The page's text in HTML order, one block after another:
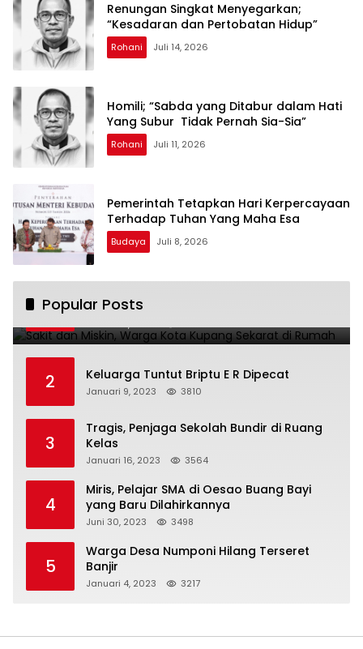
Renungan Singkat Menyegarkan;
“Kesadaran dan Pertobatan Hidup”
Rohani Juli 14, 2026
Homili; “Sabda yang Ditabur dalam Hati
Yang Subur Tidak Pernah Sia-Sia”
Rohani Juli 11, 2026
Pemerintah Tetapkan Hari Kerpercayaan
Terhadap Tuhan Yang Maha Esa
Budaya Juli 8, 2026
Popular Posts
1
Sekarat di Rumah
2 Keluarga Tuntut Briptu E R Dipecat
Januari 9, 2023 3810
3
Tragis, Penjaga Sekolah Bundir di Ruang
Kelas
Januari 16, 2023 3564
4
Miris, Pelajar SMA di Oesao Buang Bayi
yang Baru Dilahirkannya
Juni 30, 2023 3498
5
Warga Desa Numponi Hilang Terseret
Banjir
Januari 4, 2023 3217